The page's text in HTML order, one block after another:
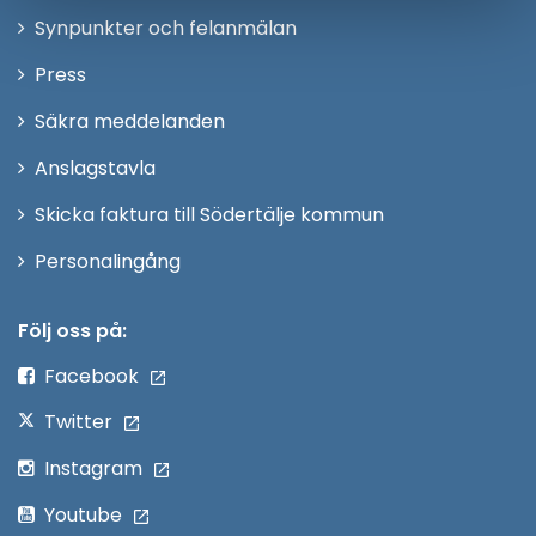
Synpunkter och felanmälan
Press
fönster
Säkra meddelanden
Anslagstavla
Skicka faktura till Södertälje kommun
PersonalingångÖppna
Följ oss på:
Facebook
Twitter
Instagram
Youtube